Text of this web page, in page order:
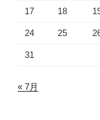
17 18
24 25
31
« 7月